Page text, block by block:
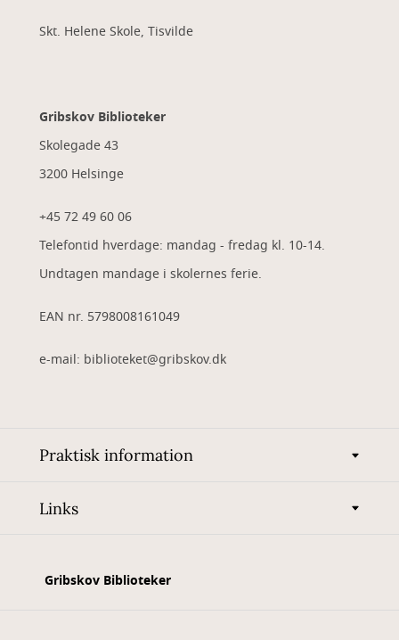
Skt. Helene Skole, Tisvilde
Gribskov Biblioteker
Skolegade 43
3200 Helsinge
+45 72 49 60 06
Telefontid hverdage: mandag - fredag kl. 10-14.
Undtagen mandage i skolernes ferie.
EAN nr. 5798008161049
e-mail: biblioteket@gribskov.dk
Praktisk information
Links
Gribskov Biblioteker